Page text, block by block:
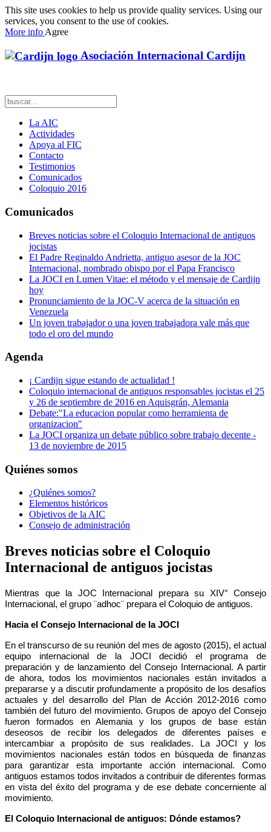
This site uses cookies to help us provide quality services. Using our
services, you consent to the use of cookies.
More info Agree
Asociación Internacional Cardijn
La AIC
Actividades
Apoya al FIC
Contacto
Testimonios
Comunicados
Coloquio 2016
Comunicados
Breves noticias sobre el Coloquio Internacional de antiguos
jocistas
El Padre Reginaldo Andrietta, antiguo asesor de la JOC
Internacional, nombrado obispo por el Papa Francisco
La JOCI en Lumen Vitae: el método y el mensaje de Cardijn
hoy
Pronunciamiento de la JOC-V acerca de la situación en
Venezuela
Un joven trabajador o una joven trabajadora vale más que
todo el oro del mundo
Agenda
¡ Cardijn sigue estando de actualidad !
Coloquio internacional de antiguos responsables jocistas el 25
y 26 de septiembre de 2016 en Aquisgrán, Alemania
Debate:"La educacion popular como herramienta de
organizacion"
La JOCI organiza un debate público sobre trabajo decente -
13 de noviembre de 2015
Quiénes somos
¿Quiénes somos?
Elementos históricos
Objetivos de la AIC
Consejo de administración
Breves noticias sobre el Coloquio
Internacional de antiguos jocistas
Mientras que la JOC Internacional prepara su XIV° Consejo
Internacional, el grupo ¨adhoc¨ prepara el Coloquio de antiguos.
Hacia el Consejo Internacional de la JOCI
En el transcurso de su reunión del mes de agosto (2015), el actual
equipo internacional de la JOCI decidió el programa de
preparación y de lanzamiento del Consejo Internacional. A partir
de ahora, todos los movimientos nacionales están invitados a
prepararse y a discutir profundamente a propósito de los desafíos
actuales y del desarrollo del Plan de Acción 2012-2016 como
también del futuro del movimiento. Grupos de apoyo del Consejo
fueron formados en Alemania y los grupos de base están
deseosos de recibir los delegados de diferentes países e
intercambiar a propósito de sus realidades. La JOCI y los
movimientos nacionales están todos en búsqueda de finanzas
para garantizar esta importante acción internacional. Como
antiguos estamos todos invitados a contribuir de diferentes formas
en vista del éxito del programa y de ese debate concerniente al
movimiento.
El Coloquio Internacional de antiguos: Dónde estamos?